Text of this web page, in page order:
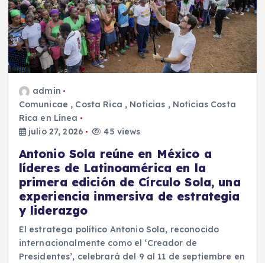
admin
Comunicae , Costa Rica , Noticias , Noticias Costa
Rica en Línea
julio 27, 2026
45 views
Antonio Sola reúne en México a
líderes de Latinoamérica en la
primera edición de Círculo Sola, una
experiencia inmersiva de estrategia
y liderazgo
El estratega político Antonio Sola, reconocido
internacionalmente como el ‘Creador de
Presidentes’, celebrará del 9 al 11 de septiembre en